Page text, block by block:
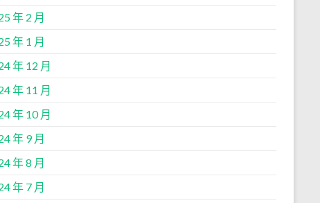
年 2 月
年 1 月
年 12 月
年 11 月
年 10 月
年 9 月
年 8 月
年 7 月